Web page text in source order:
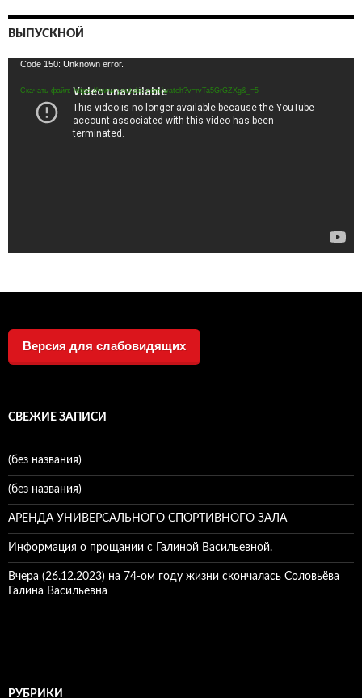
ВЫПУСКНОЙ
Видеоплеер
Code 150: Unknown error.
Скачать файл: https://www.youtube.com/watch?v=rvTa5GrGZXg&_=5
Версия для слабовидящих
СВЕЖИЕ ЗАПИСИ
(без названия)
(без названия)
АРЕНДА УНИВЕРСАЛЬНОГО СПОРТИВНОГО ЗАЛА
Информация о прощании с Галиной Васильевной.
Вчера (26.12.2023) на 74-ом году жизни скончалась Соловьёва
Галина Васильевна
РУБРИКИ